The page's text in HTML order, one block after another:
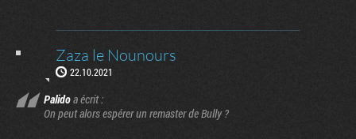
Zaza le Nounours
22.10.2021
Palidoa écrit :
On peut alors espérer un remaster de Bully ?